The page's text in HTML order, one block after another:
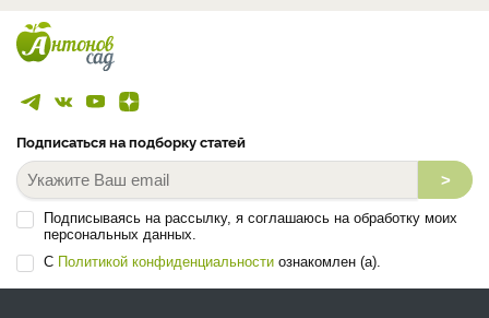
Подписаться на подборку статей
>
Подписываясь на рассылку, я соглашаюсь на обработку моих
персональных данных.
С Политикой конфиденциальности ознакомлен (а).